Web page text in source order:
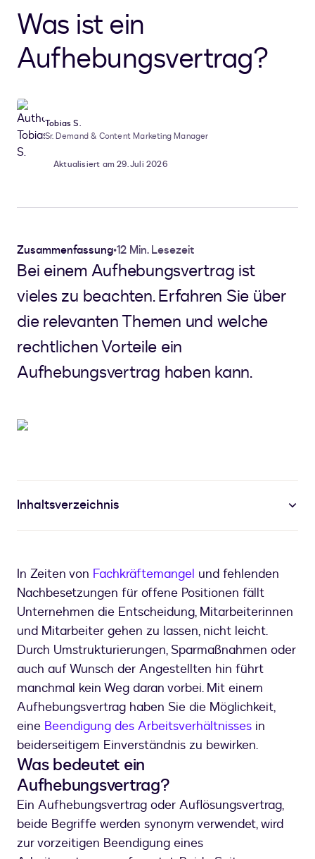
Was ist ein
Aufhebungsvertrag?
Tobias S.
Sr. Demand & Content Marketing Manager
Aktualisiert am 29. Juli 2026
Zusammenfassung•12 Min. Lesezeit
Bei einem Aufhebungsvertrag ist
vieles zu beachten. Erfahren Sie über
die relevanten Themen und welche
rechtlichen Vorteile ein
Aufhebungsvertrag haben kann.
Inhaltsverzeichnis
In Zeiten von Fachkräftemangel und fehlenden
Nachbesetzungen für offene Positionen fällt
Unternehmen die Entscheidung, Mitarbeiterinnen
und Mitarbeiter gehen zu lassen, nicht leicht.
Durch Umstrukturierungen, Sparmaßnahmen oder
auch auf Wunsch der Angestellten hin führt
manchmal kein Weg daran vorbei. Mit einem
Aufhebungsvertrag haben Sie die Möglichkeit,
eine Beendigung des Arbeitsverhältnisses in
beiderseitigem Einverständnis zu bewirken.
Was bedeutet ein
Aufhebungsvertrag?
Ein Aufhebungsvertrag oder Auflösungsvertrag,
beide Begriffe werden synonym verwendet, wird
zur vorzeitigen Beendigung eines